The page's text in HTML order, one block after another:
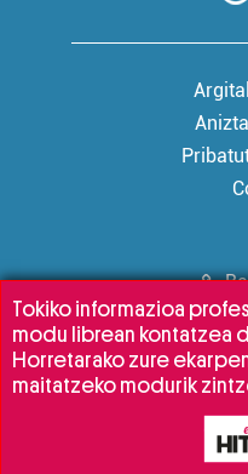
Tokiko informazioa
modu librean kontatzea
Horretarako zure
maitatzeko modurik